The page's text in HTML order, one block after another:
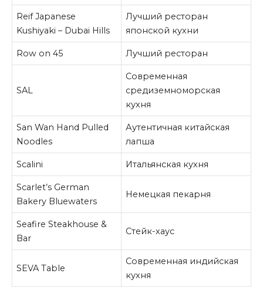
Reif Japanese
Kushiyaki – Dubai Hills
Лучший ресторан
японской кухни
Row on 45 Лучший ресторан
SAL
Современная
средиземноморская
кухня
San Wan Hand Pulled
Noodles
Аутентичная китайская
лапша
Scalini Итальянская кухня
Scarlet’s German
Bakery Bluewaters
Немецкая пекарня
Seafire Steakhouse &
Bar
Стейк-хаус
SEVA Table
Современная индийская
кухня